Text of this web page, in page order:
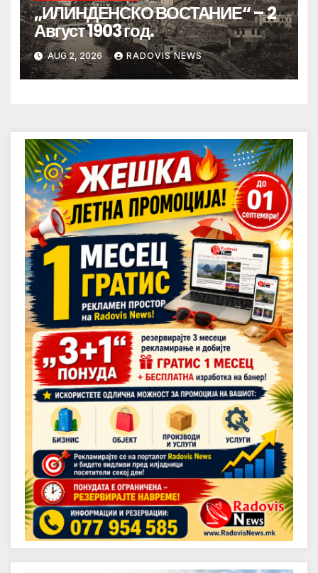
„ИЛИНДЕНСКО ВОСТАНИЕ“ – 2
Август 1903 год.
AUG 2, 2026 RADOVIS NEWS